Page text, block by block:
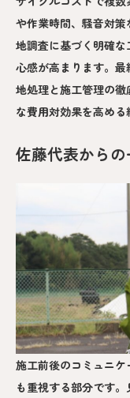
や作業時間、騒音対
地調査に基づく明確
心感が高まります。
地処理と施工管理の
な費用対効果を高める
佐藤代表から
施工前後のコミュニ
も重視する部分です